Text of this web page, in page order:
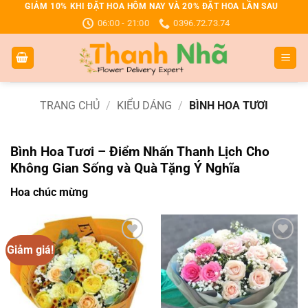
dung
GIẢM 10% KHI ĐẶT HOA HÔM NAY VÀ 20% ĐẶT HOA LẦN SAU
06:00 - 21:00 0396.72.73.74
TRANG CHỦ / KIỂU DÁNG / BÌNH HOA TƯƠI
Bình Hoa Tươi – Điểm Nhấn Thanh Lịch Cho
Không Gian Sống và Quà Tặng Ý Nghĩa
Hoa chúc mừng
Giảm giá!
Add to
wishlist
Add to
wishlist